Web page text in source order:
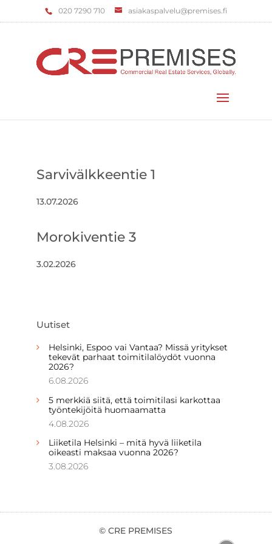
‌020 7290 710 asiakaspalvelu@premises.fi
Sarvivälkkeentie 1
13.07.2026
Morokiventie 3
3.02.2026
Uutiset
Helsinki, Espoo vai Vantaa? Missä yritykset
tekevät parhaat toimitilalöydöt vuonna
2026?
6.08.2026
5 merkkiä siitä, että toimitilasi karkottaa
työntekijöitä huomaamatta
4.08.2026
Liiketila Helsinki – mitä hyvä liiketila
oikeasti maksaa vuonna 2026?
3.08.2026
© CRE PREMISES